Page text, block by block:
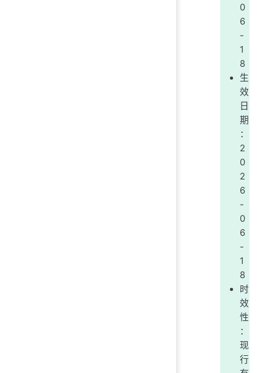
0
6
-
1
8
生
效
日
期
：
2
0
2
6
-
0
6
-
1
8
时
效
性
：
现
行